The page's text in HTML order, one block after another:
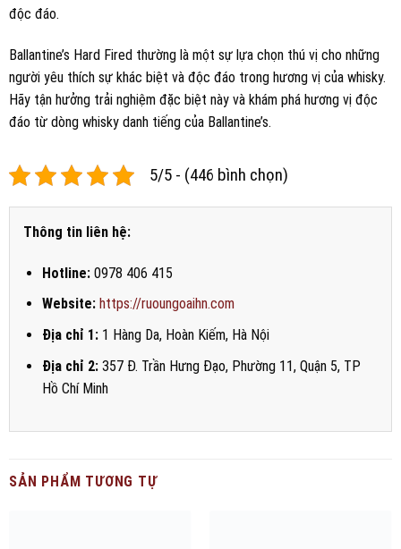
độc đáo.
Ballantine’s Hard Fired thường là một sự lựa chọn thú vị cho những
người yêu thích sự khác biệt và độc đáo trong hương vị của whisky.
Hãy tận hưởng trải nghiệm đặc biệt này và khám phá hương vị độc
đáo từ dòng whisky danh tiếng của Ballantine’s.
5/5 - (446 bình chọn)
Thông tin liên hệ:
Hotline:0978 406 415
Website: https://ruoungoaihn.com
Địa chỉ 1:1 Hàng Da, Hoàn Kiếm, Hà Nội
Địa chỉ 2:357 Đ. Trần Hưng Đạo, Phường 11, Quận 5, TP
Hồ Chí Minh
SẢN PHẨM TƯƠNG TỰ